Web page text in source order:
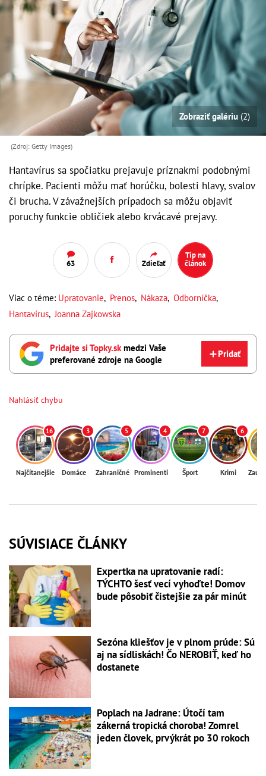
Zobraziť galériu (2)
(Zdroj: Getty Images)
Hantavírus sa spočiatku prejavuje príznakmi podobnými
chrípke. Pacienti môžu mať horúčku, bolesti hlavy, svalov
či brucha. V závažnejších prípadoch sa môžu objaviť
poruchy funkcie obličiek alebo krvácavé prejavy.
63 Zdieľať
Tip na
článok
Viac o téme: Upratovanie, Prenos, Nákaza, Odborníčka,
Hantavírus,Joanna Zajkowska
Pridajte si Topky.sk medzi Vaše
preferované zdroje na Google
Pridať
Nahlásiť chybu
16
Najčítanejšie
3
Domáce
5
Zahraničné
4
Prominenti
7
Šport
6
Krimi
SÚVISIACE ČLÁNKY
Expertka na upratovanie radí:
TÝCHTO šesť vecí vyhoďte! Domov
bude pôsobiť čistejšie za pár minút
Sezóna kliešťov je v plnom prúde: Sú
aj na sídliskách! Čo NEROBIŤ, keď ho
dostanete
Poplach na Jadrane: Útočí tam
zákerná tropická choroba! Zomrel
jeden človek, prvýkrát po 30 rokoch